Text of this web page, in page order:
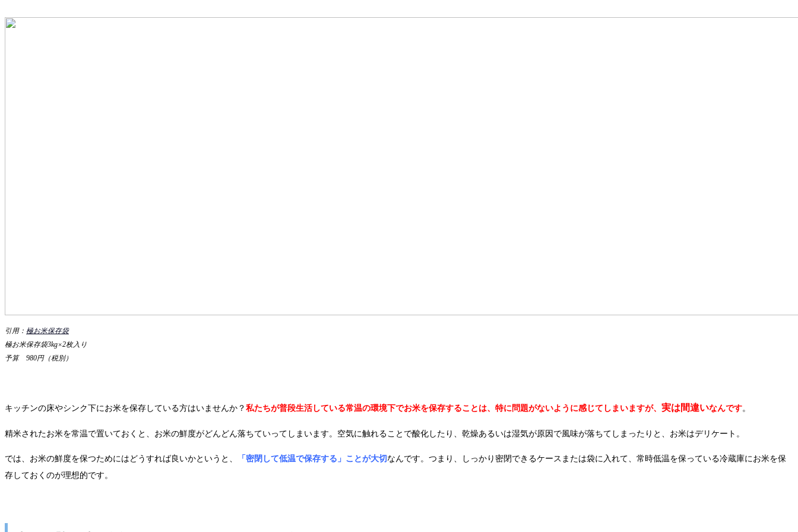
引用： 極お米保存袋
極お米保存袋3kg×2枚入り
予算 980円（税別）
キッチンの床やシンク下にお米を保存している方はいませんか？ 私たちが普段生活している常温の環境下でお米を保存することは、特に問題がないように感じてしまいますが、 実は間違いなんです。
精米されたお米を常温で置いておくと、お米の鮮度がどんどん落ちていってしまいます。空気に触れることで酸化したり、乾燥あるいは湿気が原因で風味が落ちてしまったりと、お米はデリケート。
では、お米の鮮度を保つためにはどうすれば良いかというと、 「密閉して低温で保存する」ことが大切 なんです。つまり、しっかり密閉できるケースまたは袋に入れて、常時低温を保っている冷蔵庫にお米を保
存しておくのが理想的です。